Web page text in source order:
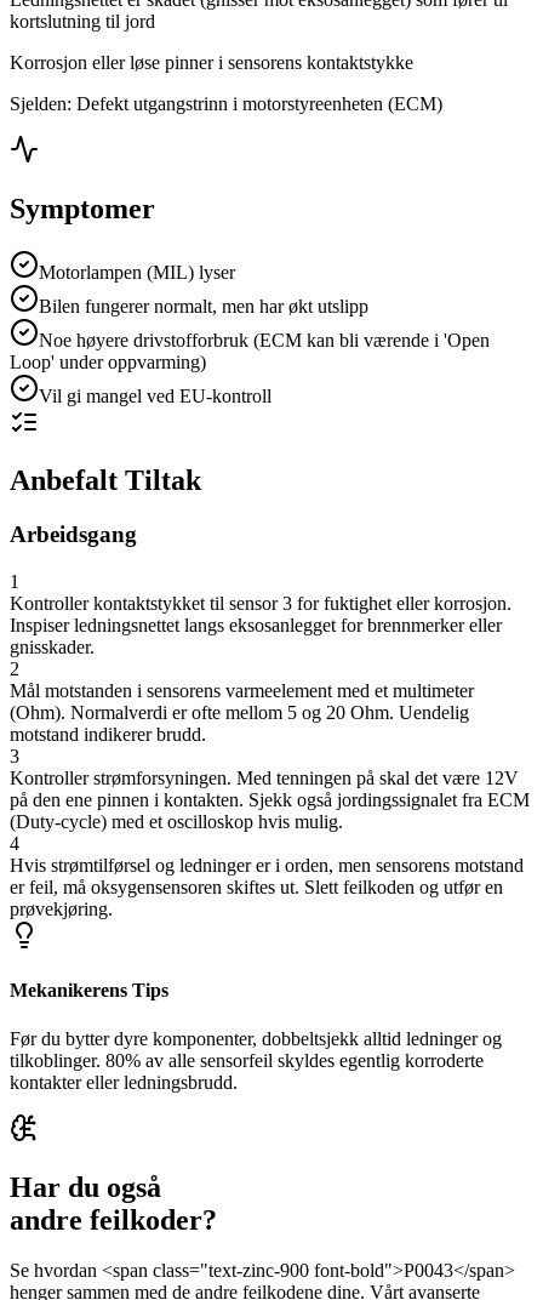
kortslutning til jord
Korrosjon eller løse pinner i sensorens kontaktstykke
Sjelden: Defekt utgangstrinn i motorstyreenheten (ECM)
Symptomer
Motorlampen (MIL) lyser
Bilen fungerer normalt, men har økt utslipp
Noe høyere drivstofforbruk (ECM kan bli værende i 'Open
Loop' under oppvarming)
Vil gi mangel ved EU-kontroll
Anbefalt Tiltak
Arbeidsgang
1
Kontroller kontaktstykket til sensor 3 for fuktighet eller korrosjon.
Inspiser ledningsnettet langs eksosanlegget for brennmerker eller
gnisskader.
2
Mål motstanden i sensorens varmeelement med et multimeter
(Ohm). Normalverdi er ofte mellom 5 og 20 Ohm. Uendelig
motstand indikerer brudd.
3
Kontroller strømforsyningen. Med tenningen på skal det være 12V
på den ene pinnen i kontakten. Sjekk også jordingssignalet fra ECM
(Duty-cycle) med et oscilloskop hvis mulig.
4
Hvis strømtilførsel og ledninger er i orden, men sensorens motstand
er feil, må oksygensensoren skiftes ut. Slett feilkoden og utfør en
prøvekjøring.
Mekanikerens Tips
Før du bytter dyre komponenter, dobbeltsjekk alltid ledninger og
tilkoblinger. 80% av alle sensorfeil skyldes egentlig korroderte
kontakter eller ledningsbrudd.
Har du også
andre feilkoder?
Se hvordan <span class="text-zinc-900 font-bold">P0043</span>
henger sammen med de andre feilkodene dine. Vårt avanserte